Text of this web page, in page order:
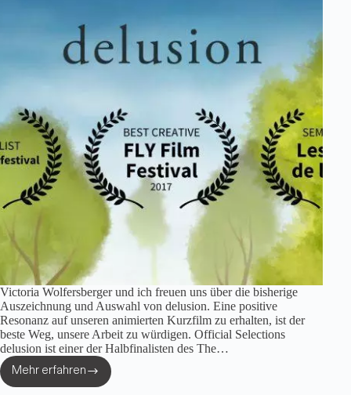
Victoria Wolfersberger und ich freuen uns über die bisherige
Auszeichnung und Auswahl von delusion. Eine positive
Resonanz auf unseren animierten Kurzfilm zu erhalten, ist der
beste Weg, unsere Arbeit zu würdigen. Official Selections
delusion ist einer der Halbfinalisten des The…
Mehr erfahren
delusion
–